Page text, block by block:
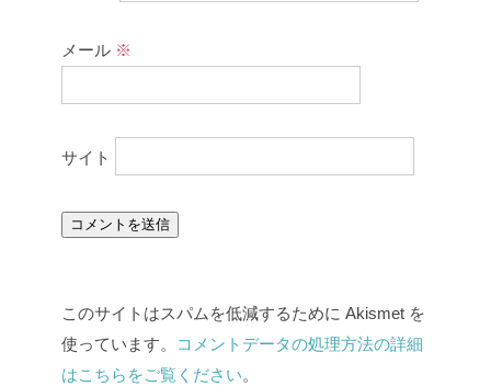
メール ※
サイト
このサイトはスパムを低減するために Akismet を
使っています。
コメントデータの処理方法の詳細
はこちらをご覧ください。